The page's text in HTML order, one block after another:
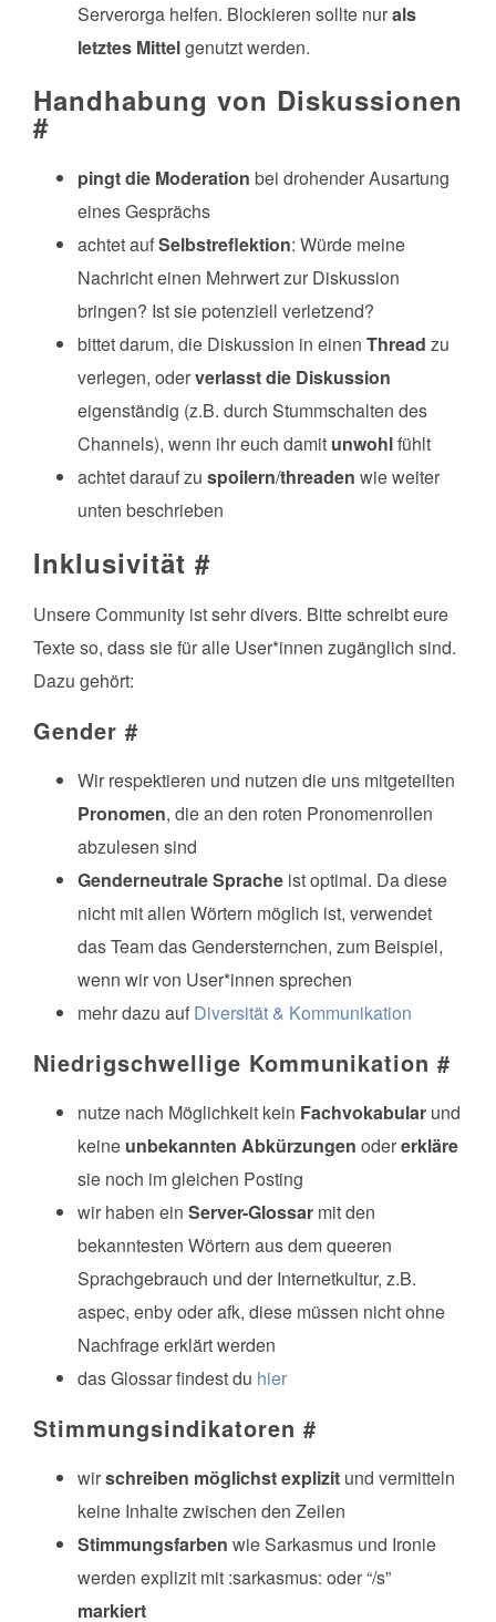
Serverorga helfen. Blockieren sollte nurals
letztes Mittelgenutzt werden.
Handhabung von Diskussionen
#
pingt die Moderation bei drohender Ausartung
eines Gesprächs
achtet aufSelbstreflektion: Würde meine
Nachricht einen Mehrwert zur Diskussion
bringen? Ist sie potenziell verletzend?
bittet darum, die Diskussion in einen Thread zu
verlegen, oderverlasst die Diskussion
eigenständig (z.B. durch Stummschalten des
Channels), wenn ihr euch damit unwohlfühlt
achtet darauf zu spoilern/threaden wie weiter
unten beschrieben
Inklusivität #
Unsere Community ist sehr divers. Bitte schreibt eure
Texte so, dass sie für alle User*innen zugänglich sind.
Dazu gehört:
Gender #
Wir respektieren und nutzen die uns mitgeteilten
Pronomen, die an den roten Pronomenrollen
abzulesen sind
Genderneutrale Sprache ist optimal. Da diese
nicht mit allen Wörtern möglich ist, verwendet
das Team das Gendersternchen, zum Beispiel,
wenn wir von User*innen sprechen
mehr dazu auf Diversität & Kommunikation
Niedrigschwellige Kommunikation #
nutze nach Möglichkeit kein Fachvokabular und
keine unbekannten Abkürzungen odererkläre
sie noch im gleichen Posting
wir haben ein Server-Glossar mit den
bekanntesten Wörtern aus dem queeren
Sprachgebrauch und der Internetkultur, z.B.
aspec, enby oder afk, diese müssen nicht ohne
Nachfrage erklärt werden
das Glossar findest du hier
Stimmungsindikatoren #
wirschreiben möglichst explizit und vermitteln
keine Inhalte zwischen den Zeilen
Stimmungsfarben wie Sarkasmus und Ironie
werden explizit mit :sarkasmus: oder “/s”
markiert